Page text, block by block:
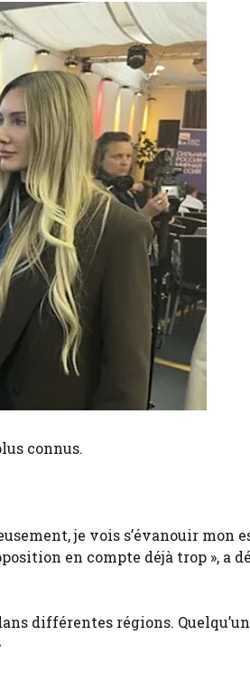
connus.
je vois s’évanouir mon
en compte déjà trop », a
différentes régions.